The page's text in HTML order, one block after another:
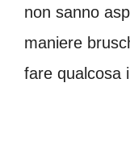
non sanno
maniere
fare qualcosa